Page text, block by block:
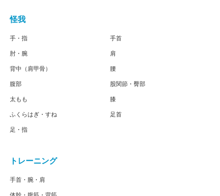
怪我
手・指
肘・腕
背中（肩甲骨）
腹部
太もも
ふくらはぎ・すね
足・指
手首
肩
腰
股関節・臀部
膝
足首
トレーニング
手首・腕・肩